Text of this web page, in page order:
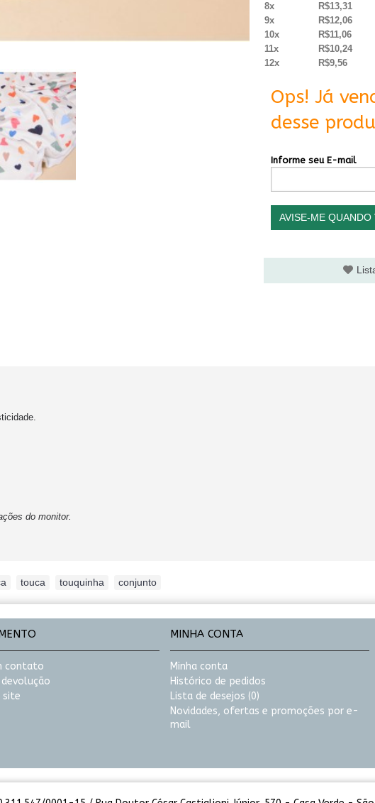
8x
R$13,31
9x
R$12,06
10x
R$11,06
11x
R$10,24
12x
R$9,56
Ops! Já
desse
Informe seu E-mail
AVISE-ME
do monitor.
touca touquinha conjunto
contato
site
MINHA CONTA
Minha conta
Histórico de pedidos
Lista de desejos (0)
Novidades, ofertas e promoções por e-
mail